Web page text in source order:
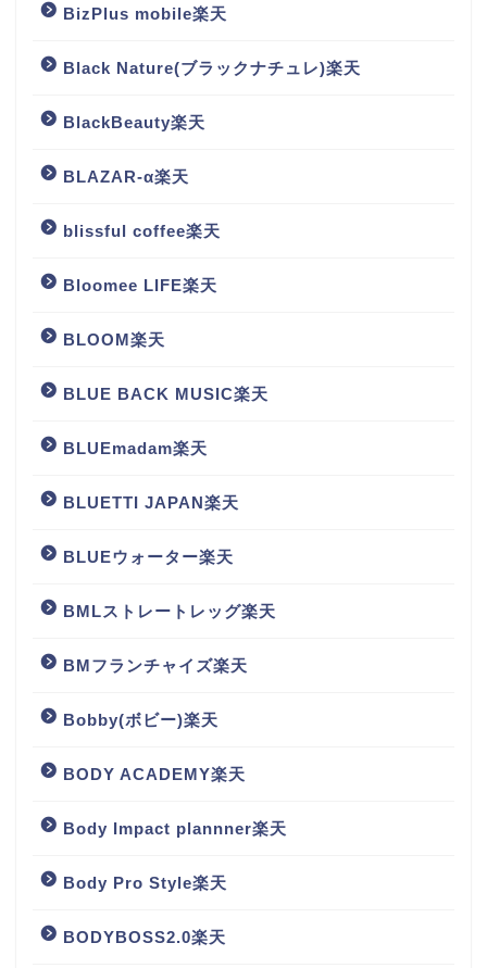
BizPlus mobile楽天
Black Nature(ブラックナチュレ)楽天
BlackBeauty楽天
BLAZAR-α楽天
blissful coffee楽天
Bloomee LIFE楽天
BLOOM楽天
BLUE BACK MUSIC楽天
BLUEmadam楽天
BLUETTI JAPAN楽天
BLUEウォーター楽天
BMLストレートレッグ楽天
BMフランチャイズ楽天
Bobby(ボビー)楽天
BODY ACADEMY楽天
Body Impact plannner楽天
Body Pro Style楽天
BODYBOSS2.0楽天